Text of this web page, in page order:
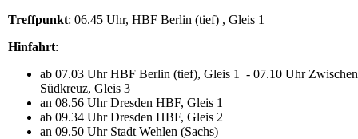
Treffpunkt: 06.45 Uhr, HBF Berlin (tief) , Gleis 1
Hinfahrt:
ab 07.03 Uhr HBF Berlin (tief), Gleis 1 - 07.10 Uhr
Südkreuz, Gleis 3
an 08.56 Uhr Dresden HBF, Gleis 1
ab 09.34 Uhr Dresden HBF, Gleis 2
an 09.50 Uhr Stadt Wehlen (Sachs)